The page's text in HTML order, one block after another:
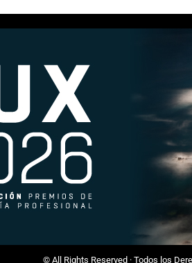
© All Rights Reserved · Todos los